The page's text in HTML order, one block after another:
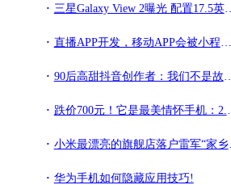
三星Galaxy View 2曝光 配置17.5英寸超大屏幕!
直播APP开发，移动APP会被小程序取代吗？!
90后高甜抖音创作者：我们不是故意撒糖，只是在记录生活!
跌价700元！它是最美情怀手机：2.5D双面玻璃+3G运存!
小米最漂亮的旗舰店落户雷军“家乡”武汉，700品类打破记录！!
华为手机如何隐藏应用技巧!